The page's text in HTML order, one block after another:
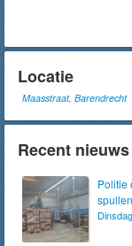
Locatie
Maasstraat, Barendrecht
Recent nieuws
Politie